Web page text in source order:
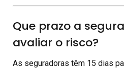
Que prazo a
avaliar o risco?
As seguradoras têm 15 dias